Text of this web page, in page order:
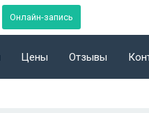
Онлайн-запись
Цены Отзывы